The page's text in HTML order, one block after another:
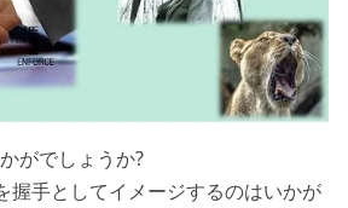
がでしょうか?
手としてイメージするのはいかが